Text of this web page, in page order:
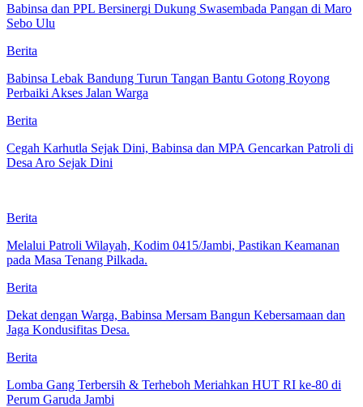
Babinsa dan PPL Bersinergi Dukung Swasembada Pangan di Maro
Sebo Ulu
Berita
Babinsa Lebak Bandung Turun Tangan Bantu Gotong Royong
Perbaiki Akses Jalan Warga
Berita
Cegah Karhutla Sejak Dini, Babinsa dan MPA Gencarkan Patroli di
Desa Aro Sejak Dini
Berita
Melalui Patroli Wilayah, Kodim 0415/Jambi, Pastikan Keamanan
pada Masa Tenang Pilkada.
Berita
Dekat dengan Warga, Babinsa Mersam Bangun Kebersamaan dan
Jaga Kondusifitas Desa.
Berita
Lomba Gang Terbersih & Terheboh Meriahkan HUT RI ke-80 di
Perum Garuda Jambi